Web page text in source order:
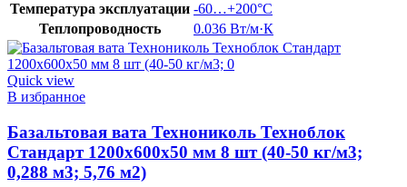
Температура эксплуатации -60…+200°C
Теплопроводность
0.036 Вт/м·К
Quick view
В избранное
Базальтовая вата Технониколь Техноблок
Стандарт 1200х600х50 мм 8 шт (40-50 кг/м3;
0,288 м3; 5,76 м2)